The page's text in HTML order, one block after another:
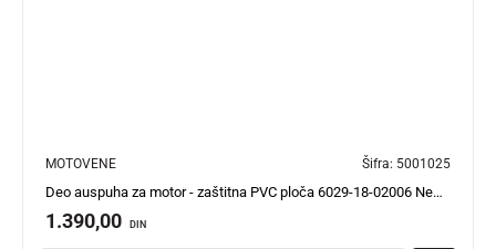
MOTOVENE Šifra: 5001025
Deo auspuha za motor - zaštitna PVC ploča 6029-18-02006 New Adviser
1.390,00 DIN